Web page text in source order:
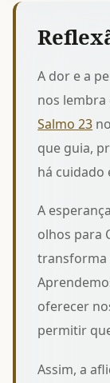
A dor e a
nos lembra
Salmo 23
que guia,
há cuidado
A
olhos para
transforma
oferecer
permitir
Assim, a